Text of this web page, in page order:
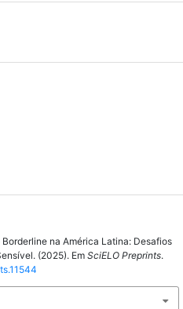
na América Latina: Desafios
(2025). Em SciELO Preprints.